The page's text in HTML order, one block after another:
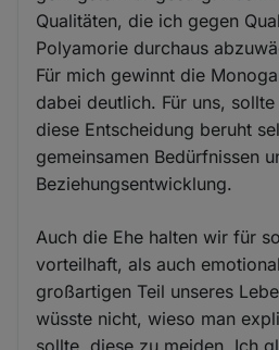
Qualitäten, die ich gegen
Polyamorie durchaus
Für mich gewinnt die
dabei deutlich. Für uns,
diese Entscheidung beruht
gemeinsamen Bedürfnissen
Beziehungsentwicklung.
Auch die Ehe halten wir für
vorteilhaft, als auch
großartigen Teil unseres
wüsste nicht, wieso man